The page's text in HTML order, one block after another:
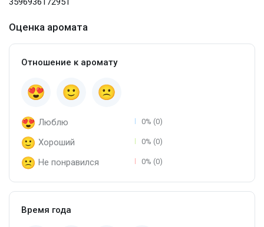
Оценка аромата
Отношение к аромату
Люблю 0% (0)
Хороший 0% (0)
Не понравился 0% (0)
Время года